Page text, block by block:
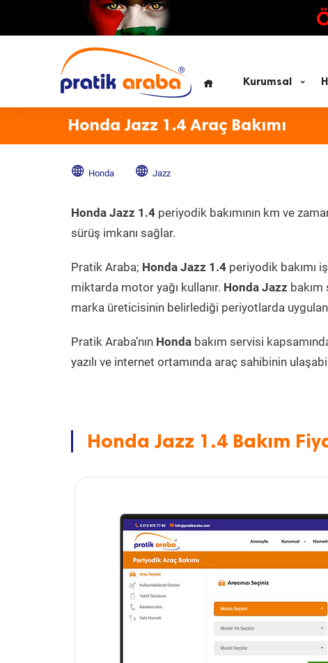
Kurumsal
Honda Jazz 1.4 Araç Bakımı
Honda Jazz
Honda Jazz 1.4 periyodik bakımının km ve
sürüş imkanı sağlar.
Pratik Araba; Honda Jazz 1.4 periyodik bakımı
miktarda motor yağı kullanır. Honda Jazz
marka üreticisinin belirlediği periyotlarda
Pratik Araba’nın Honda bakım servisi
yazılı ve internet ortamında araç sahibinin
Honda Jazz 1.4 Bakım